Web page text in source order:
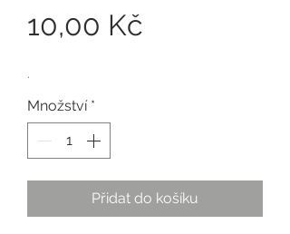
10,00 Kč
.
Množství *
Přidat do košíku